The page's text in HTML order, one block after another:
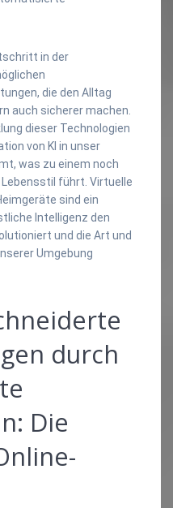
in der
die den Alltag
auch sicherer machen.
dieser Technologien
von KI in unser
was zu einem noch
führt. Virtuelle
sind ein
Intelligenz den
und die Art und
Umgebung
durch
Die